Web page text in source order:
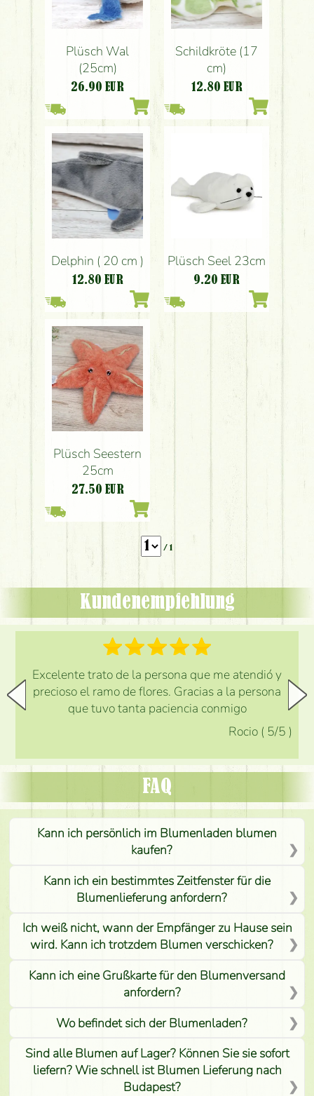
Plüsch Wal
(25cm)
26.90 EUR
Schildkröte (17
cm)
12.80 EUR
Delphin ( 20 cm )
12.80 EUR
Plüsch Seel 23cm
9.20 EUR
Plüsch Seestern
25cm
27.50 EUR
/ 1
Kundenempfehlung
Excelente trato de la persona que me atendió y
precioso el ramo de flores. Gracias a la persona
que tuvo tanta paciencia conmigo
Rocio ( 5/5 )
FAQ
Kann ich persönlich im Blumenladen blumen
kaufen?
Kann ich ein bestimmtes Zeitfenster für die
Blumenlieferung anfordern?
Ich weiß nicht, wann der Empfänger zu Hause sein
wird. Kann ich trotzdem Blumen verschicken?
Kann ich eine Grußkarte für den Blumenversand
anfordern?
Wo befindet sich der Blumenladen?
Sind alle Blumen auf Lager? Können Sie sie sofort
liefern? Wie schnell ist Blumen Lieferung nach
Budapest?